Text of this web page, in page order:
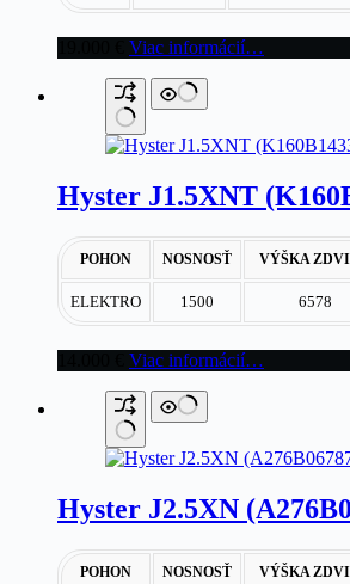
Viac informácií…
Hyster J1.5XNT
POHON NOSNOSŤ VÝŠKA
ELEKTRO 1500 6578
Viac informácií…
Hyster J2.5XN
POHON NOSNOSŤ VÝŠKA